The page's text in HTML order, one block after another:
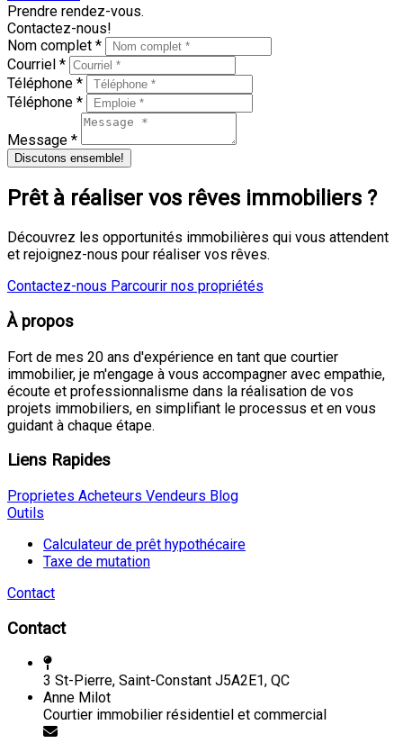
Prendre rendez-vous.
Contactez-nous!
Nom complet *
Courriel *
Téléphone *
Téléphone *
Message *
Discutons ensemble!
Prêt à réaliser vos rêves immobiliers ?
Découvrez les opportunités immobilières qui vous attendent
et rejoignez-nous pour réaliser vos rêves.
Contactez-nous Parcourir nos propriétés
À propos
Fort de mes 20 ans d'expérience en tant que courtier
immobilier, je m'engage à vous accompagner avec empathie,
écoute et professionnalisme dans la réalisation de vos
projets immobiliers, en simplifiant le processus et en vous
guidant à chaque étape.
Liens Rapides
Proprietes Acheteurs Vendeurs Blog
Outils
Calculateur de prêt hypothécaire
Taxe de mutation
Contact
Contact
3 St-Pierre, Saint-Constant J5A2E1, QC
Anne Milot
Courtier immobilier résidentiel et commercial